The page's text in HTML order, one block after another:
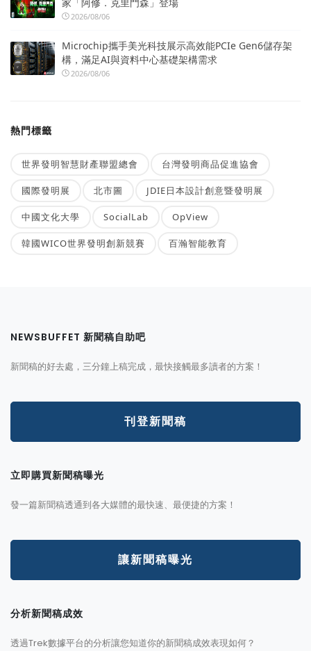
2026/08/06
Microchip攜手美光科技展示高效能PCIe Gen6儲存架
構，滿足AI與資料中心基礎架構需求
2026/08/06
熱門標籤
世界發明智慧財產聯盟總會 台灣發明商品促進協會
國際發明展 北市圖 JDIE日本設計創意暨發明展
中國文化大學 SocialLab OpView
韓國WICO世界發明創新競賽 百瀚智能教育
NEWSBUFFET 新聞稿自助吧
新聞稿的好去處，三分鐘上稿完成，最快接觸最多讀者的方案！
刊登新聞稿
立即購買新聞稿曝光
發一篇新聞稿透通到各大媒體的最快速、最便捷的方案！
讓新聞稿曝光
分析新聞稿成效
透過Trek數據平台的分析讓您知道你的新聞稿成效表現如何？